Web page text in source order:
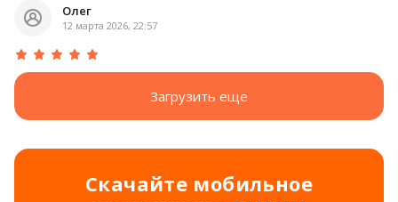
Олег
12 марта 2026, 22:57
Загрузить еще
Скачайте мобильное